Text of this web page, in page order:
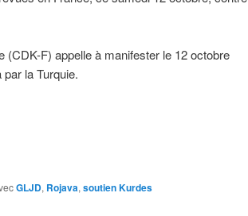
(CDK-F) appelle à manifester le 12 octobre
la Turquie.
GLJD, Rojava, soutien Kurdes